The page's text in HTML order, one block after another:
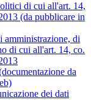
di cui all'art. 14,
(da pubblicare in
di
di cui all'art. 14, co.
da
dei dati